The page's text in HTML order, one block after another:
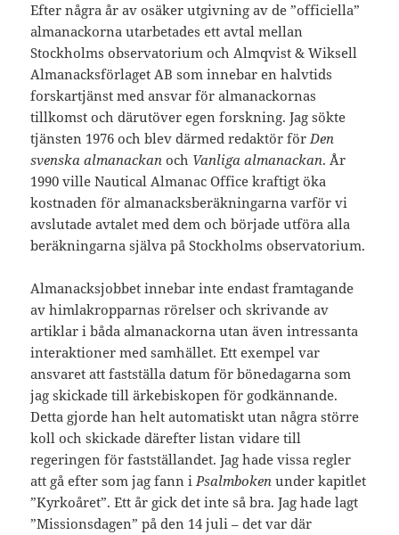
Efter några år av osäker utgivning av de ”officiella”
almanackorna utarbetades ett avtal mellan
Stockholms observatorium och Almqvist & Wiksell
Almanacksförlaget AB som innebar en halvtids
forskartjänst med ansvar för almanackornas
tillkomst och därutöver egen forskning. Jag sökte
tjänsten 1976 och blev därmed redaktör förDen
svenska almanackanoch Vanliga almanackan. År
1990 ville Nautical Almanac Office kraftigt öka
kostnaden för almanacksberäkningarna varför vi
avslutade avtalet med dem och började utföra alla
beräkningarna själva på Stockholms observatorium.
Almanacksjobbet innebar inte endast framtagande
av himlakropparnas rörelser och skrivande av
artiklar i båda almanackorna utan även intressanta
interaktioner med samhället. Ett exempel var
ansvaret att fastställa datum för bönedagarna som
jag skickade till ärkebiskopen för godkännande.
Detta gjorde han helt automatiskt utan några större
koll och skickade därefter listan vidare till
regeringen för fastställandet. Jag hade vissa regler
att gå efter som jag fann iPsalmboken under kapitlet
”Kyrkoåret”. Ett år gick det inte så bra. Jag hade lagt
”Missionsdagen” på den 14 juli – det var där